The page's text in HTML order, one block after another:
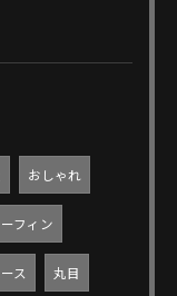
おしゃれ
フィン
ス 丸目